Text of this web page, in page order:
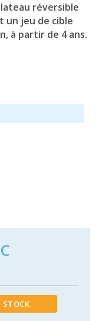
réversible
un jeu de cible
à partir de 4 ans.
STOCK